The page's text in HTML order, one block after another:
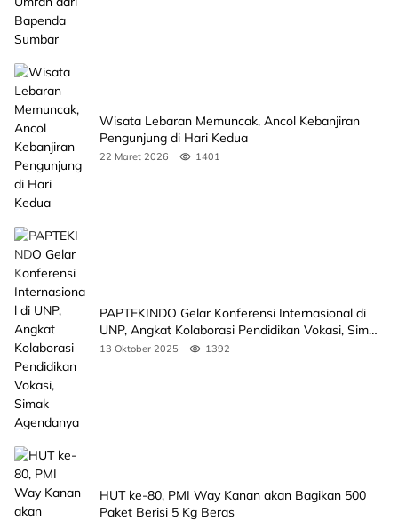
Wisata Lebaran Memuncak, Ancol Kebanjiran
Pengunjung di Hari Kedua
22 Maret 2026 1401
PAPTEKINDO Gelar Konferensi Internasional di
UNP, Angkat Kolaborasi Pendidikan Vokasi, Simak
Agendanya
13 Oktober 2025 1392
HUT ke-80, PMI Way Kanan akan Bagikan 500
Paket Berisi 5 Kg Beras